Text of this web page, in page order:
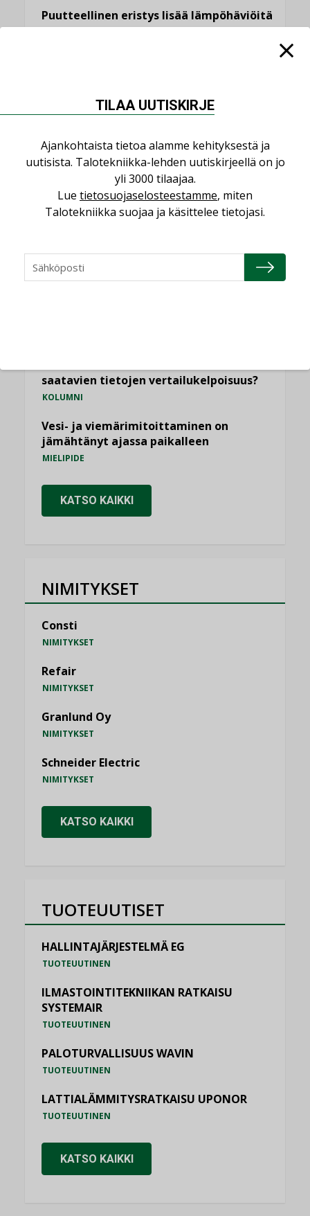
Puutteellinen eristys lisää lämpöhäviöitä
NÄKÖKULMIA
Puheista tekoihin – uusin teknologia
käyttöön kiinteistöissä
Sähköistäminen säästää euroja
KOLUMNI
saatavien tietojen vertailukelpoisuus?
KOLUMNI
Vesi- ja viemärimitoittaminen on
jämähtänyt ajassa paikalleen
MIELIPIDE
KATSO KAIKKI
NIMITYKSET
Consti
NIMITYKSET
Refair
NIMITYKSET
Granlund Oy
NIMITYKSET
Schneider Electric
NIMITYKSET
KATSO KAIKKI
TUOTEUUTISET
HALLINTAJÄRJESTELMÄ EG
TUOTEUUTINEN
ILMASTOINTITEKNIIKAN RATKAISU
SYSTEMAIR
TUOTEUUTINEN
PALOTURVALLISUUS WAVIN
TUOTEUUTINEN
LATTIALÄMMITYSRATKAISU UPONOR
TUOTEUUTINEN
KATSO KAIKKI
TILAA UUTISKIRJE
Ajankohtaista tietoa alamme kehityksestä ja
uutisista. Talotekniikka-lehden uutiskirjeellä on jo
yli 3000 tilaajaa.
Lue tietosuojaselosteestamme, miten
Talotekniikka suojaa ja käsittelee tietojasi.